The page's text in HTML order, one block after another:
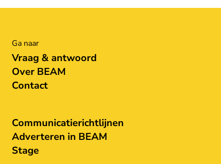
Ga naar
Vraag & antwoord
Over BEAM
Contact
Communicatierichtlijnen
Adverteren in BEAM
Stage